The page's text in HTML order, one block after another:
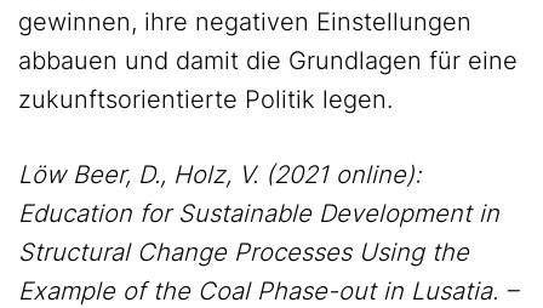
gewinnen, ihre negativen Einstellungen
abbauen und damit die Grundlagen für eine
zukunftsorientierte Politik legen.
Löw Beer, D., Holz, V. (2021 online):
Education for Sustainable Development in
Structural Change Processes Using the
Example of the Coal Phase-out in Lusatia. –